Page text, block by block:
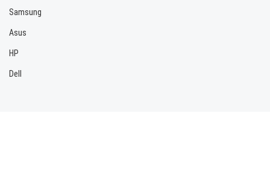
Samsung
Asus
HP
Dell